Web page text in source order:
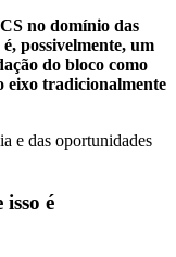
no domínio das
possivelmente, um
do bloco como
eixo tradicionalmente
e das oportunidades
é